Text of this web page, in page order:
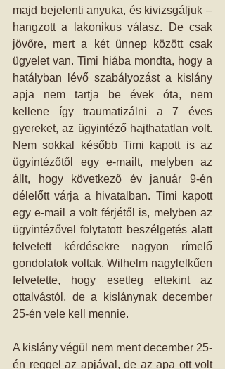
majd bejelenti anyuka, és kivizsgáljuk –
hangzott a lakonikus válasz. De csak
jövőre, mert a két ünnep között csak
ügyelet van. Timi hiába mondta, hogy a
hatályban lévő szabályozást a kislány
apja nem tartja be évek óta, nem
kellene így traumatizálni a 7 éves
gyereket, az ügyintéző hajthatatlan volt.
Nem sokkal később Timi kapott is az
ügyintézőtől egy e-mailt, melyben az
állt, hogy következő év január 9-én
délelőtt várja a hivatalban. Timi kapott
egy e-mail a volt férjétől is, melyben az
ügyintézővel folytatott beszélgetés alatt
felvetett kérdésekre nagyon rímelő
gondolatok voltak. Wilhelm nagylelkűen
felvetette, hogy esetleg eltekint az
ottalvástól, de a kislánynak december
25-én vele kell mennie.
A kislány végül nem ment december 25-
én reggel az apjával, de az apa ott volt